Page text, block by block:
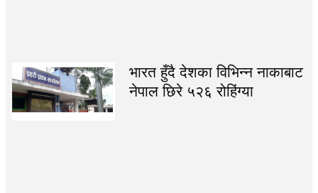
भारत हुँदै देशका विभिन्न नाकाबाट
नेपाल छिरे ५२६ रोहिंग्या